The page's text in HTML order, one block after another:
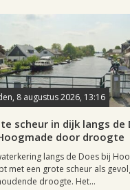
8 augustus 2026, 13:16
scheur in dijk langs de
door droogte
langs de Does bij
met een grote scheur als
droogte. Het...